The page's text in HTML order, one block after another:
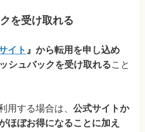
を受け取れる
イト 』から転用を申し込め
シュバックを受け取れること
用する場合は、 公式サイトか
ほぼお得になることに加え